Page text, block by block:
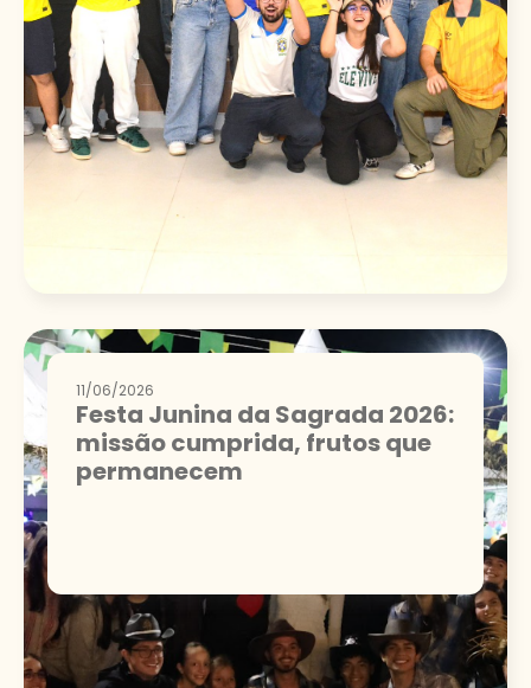
11/06/2026
Festa Junina da Sagrada 2026:
missão cumprida, frutos que
permanecem